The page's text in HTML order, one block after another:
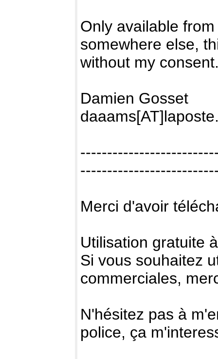
Only available
somewhere else,
without my
Damien Gosset
Merci d'avoir
Utilisation gratuite
Si vous souhaitez
commerciales,
N'hésitez pas à
police, ça